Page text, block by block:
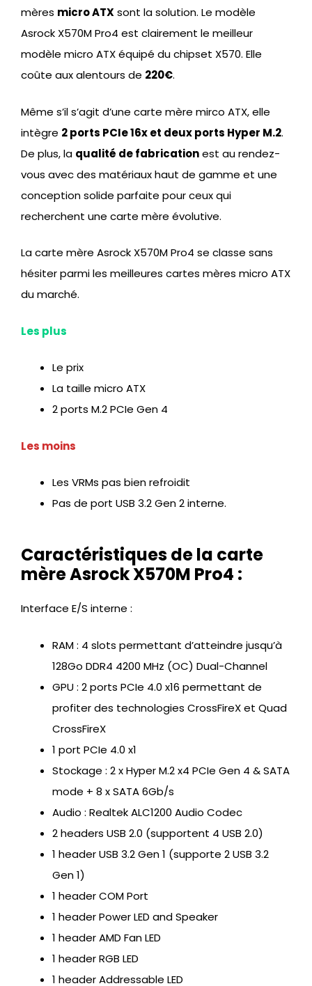
mères micro ATXsont la solution. Le modèle
Asrock X570M Pro4 est clairement le meilleur
modèle micro ATX équipé du chipset X570. Elle
coûte aux alentours de 220€.
Même s’il s’agit d’une carte mère mirco ATX, elle
intègre 2 ports PCIe 16x et deux ports Hyper M.2.
De plus, la qualité de fabricationest au rendez-
vous avec des matériaux haut de gamme et une
conception solide parfaite pour ceux qui
recherchent une carte mère évolutive.
La carte mère Asrock X570M Pro4 se classe sans
hésiter parmi les meilleures cartes mères micro ATX
du marché.
Les plus
Le prix
La taille micro ATX
2 ports M.2 PCIe Gen 4
Les moins
Les VRMs pas bien refroidit
Pas de port USB 3.2 Gen 2 interne.
Caractéristiques de la carte
mère Asrock X570M Pro4 :
Interface E/S interne :
RAM : 4 slots permettant d’atteindre jusqu’à
128Go DDR4 4200 MHz (OC) Dual-Channel
GPU : 2 ports PCIe 4.0 x16 permettant de
profiter des technologies CrossFireX et Quad
CrossFireX
1 port PCIe 4.0 x1
Stockage : 2 x Hyper M.2 x4 PCIe Gen 4 & SATA
mode + 8 x SATA 6Gb/s
Audio : Realtek ALC1200 Audio Codec
2 headers USB 2.0 (supportent 4 USB 2.0)
1 header USB 3.2 Gen 1 (supporte 2 USB 3.2
Gen 1)
1 header COM Port
1 header Power LED and Speaker
1 header AMD Fan LED
1 header RGB LED
1 header Addressable LED